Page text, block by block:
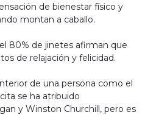
de bienestar físico y
montan a caballo.
80% de jinetes afirman que
de relajación y felicidad.
de una persona como el
se ha atribuido
y Winston Churchill, pero es